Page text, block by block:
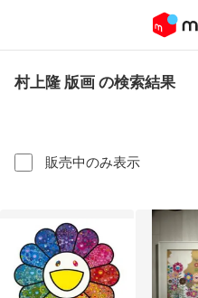
村上隆 版画 の検索結果
販売中のみ表示